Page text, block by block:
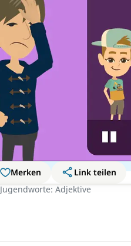
Merken
Link teilen
Jugendworte: Adjektive